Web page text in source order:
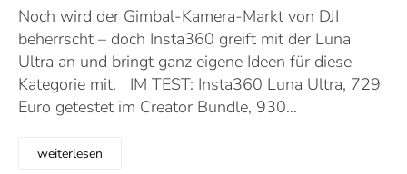
Noch wird der Gimbal-Kamera-Markt von DJI
beherrscht – doch Insta360 greift mit der Luna
Ultra an und bringt ganz eigene Ideen für diese
Kategorie mit. IM TEST: Insta360 Luna Ultra, 729
Euro getestet im Creator Bundle, 930…
weiterlesen